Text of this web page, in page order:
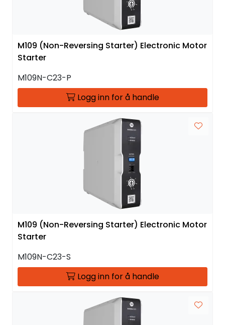
M109 (Non-Reversing Starter) Electronic Motor
Starter
M109N-C23-P
Logg inn for å handle
M109 (Non-Reversing Starter) Electronic Motor
Starter
M109N-C23-S
Logg inn for å handle